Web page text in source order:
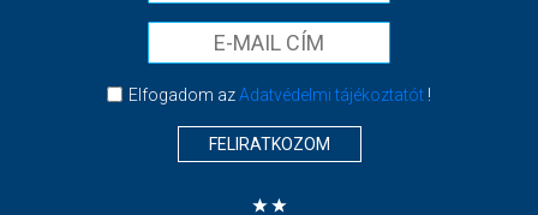
Elfogadom azAdatvédelmi tájékoztatót!
FELIRATKOZOM